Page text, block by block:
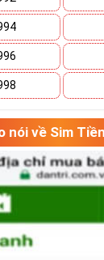
pháp chọn sim số
có mệnh”, lựa chọn
mỗi người. Lựa
may mắn và
phong cách làm
nói về Sim